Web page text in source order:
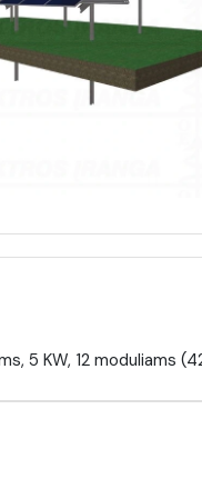
5 KW, 12 moduliams